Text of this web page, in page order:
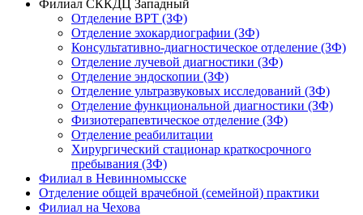
Филиал СККДЦ Западный
Отделение ВРТ (ЗФ)
Отделение эхокардиографии (ЗФ)
Консультативно-диагностическое отделение (ЗФ)
Отделение лучевой диагностики (ЗФ)
Отделение эндоскопии (ЗФ)
Отделение ультразвуковых исследований (ЗФ)
Отделение функциональной диагностики (ЗФ)
Физиотерапевтическое отделение (ЗФ)
Отделение реабилитации
Хирургический стационар краткосрочного
пребывания (ЗФ)
Филиал в Невинномысске
Отделение общей врачебной (семейной) практики
Филиал на Чехова